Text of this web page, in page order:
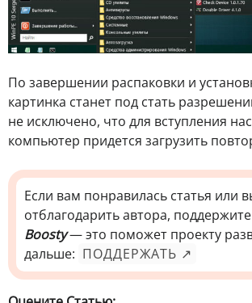
По завершении распаковки и
картинка станет под стать
не исключено, что для вступления
компьютер придется загрузить
Если вам понравилась статья или
отблагодарить автора,
Boosty— это поможет проекту
дальше: ПОДДЕРЖАТЬ ↗